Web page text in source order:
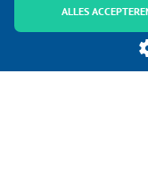
Onderdeel van Duijvelaar
SoloMono.net
ALLES